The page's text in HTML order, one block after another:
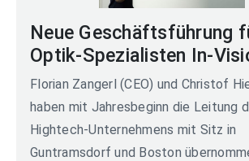
Neue Geschäftsführung
Optik-Spezialisten In-
Florian Zangerl (CEO) und Christof
haben mit Jahresbeginn die Leitung
Hightech-Unternehmens mit Sitz in
Guntramsdorf und Boston